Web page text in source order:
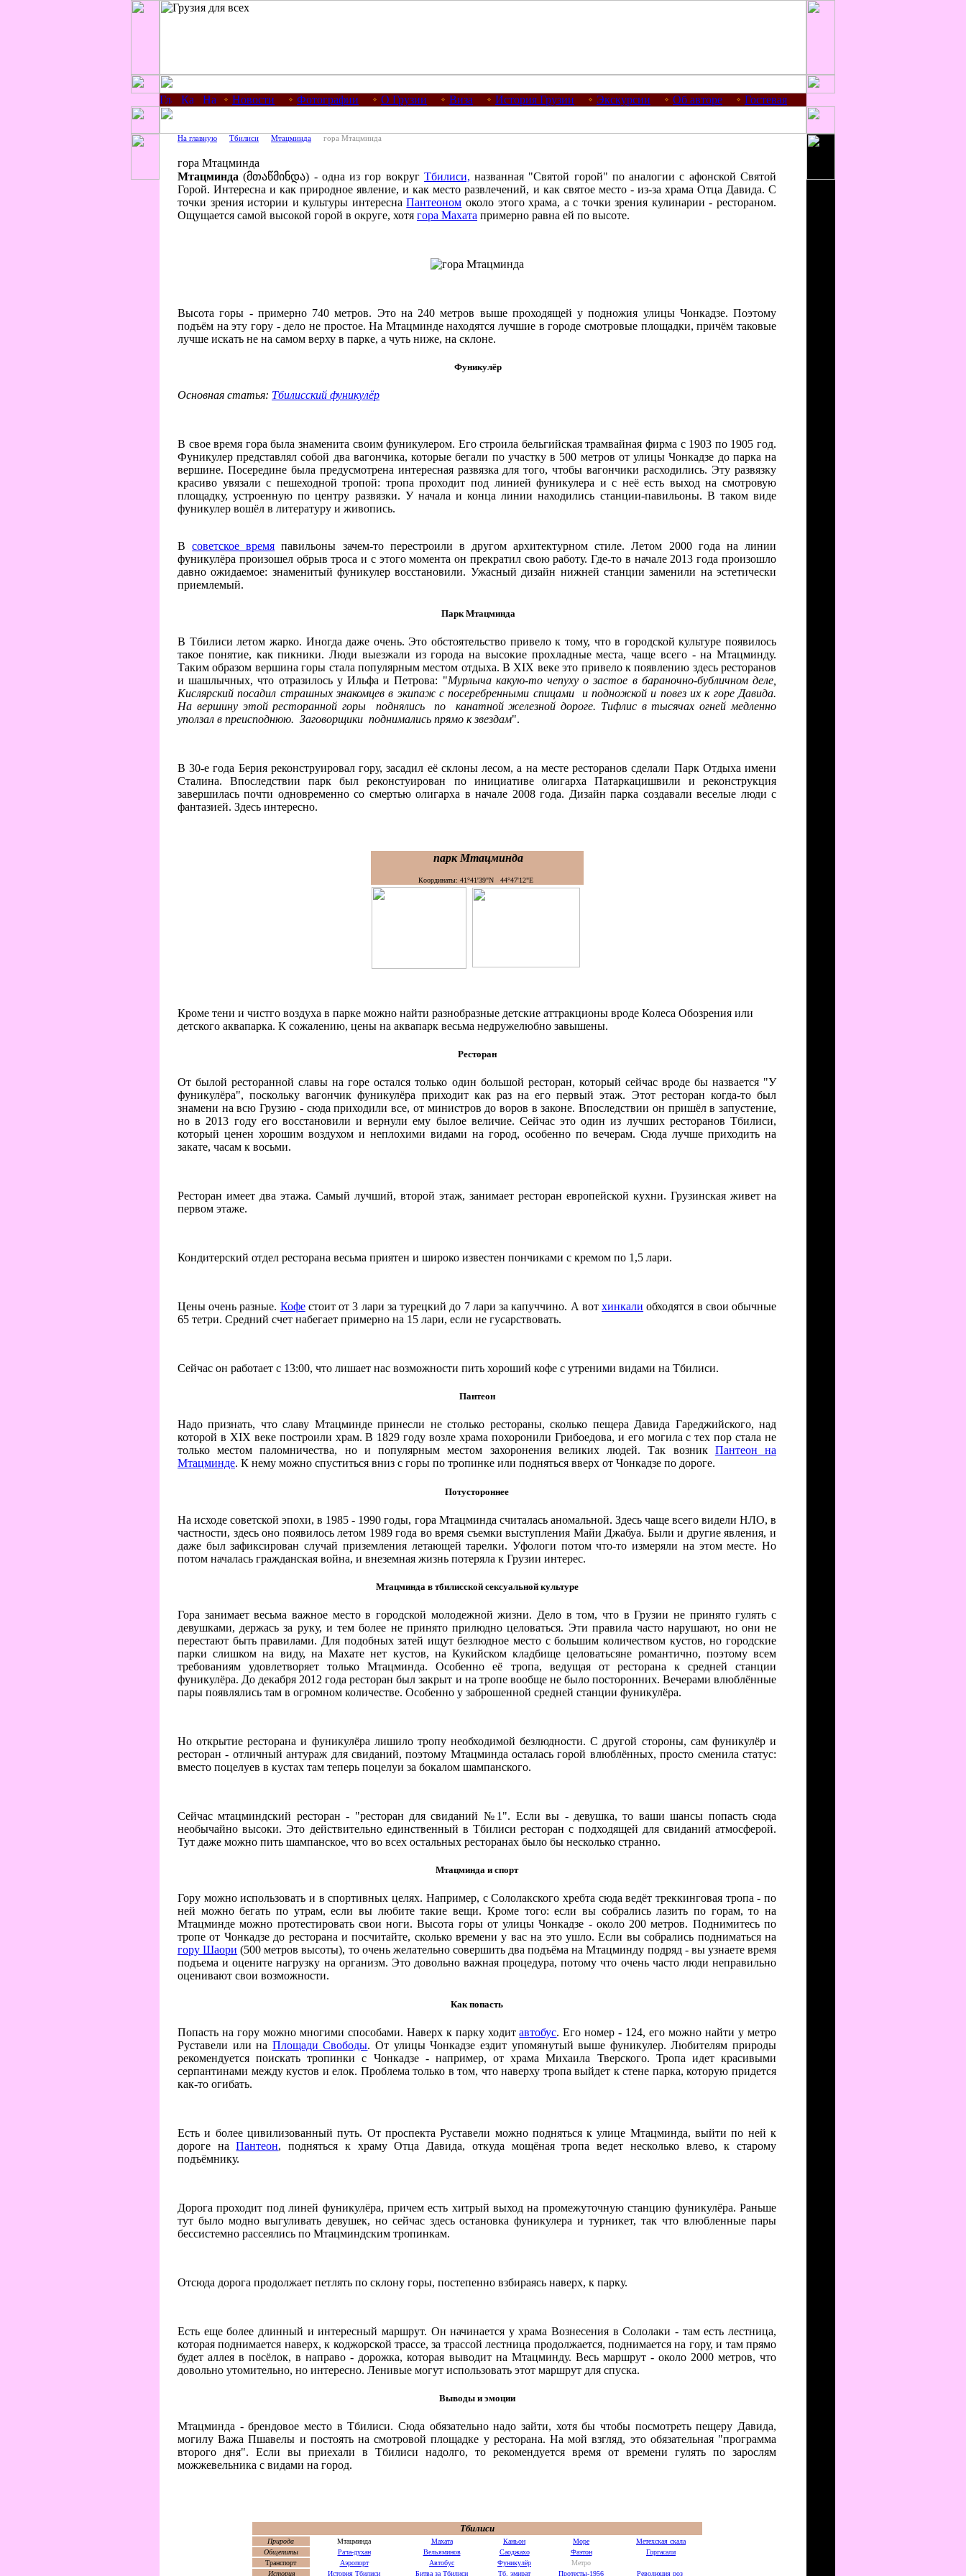
Новости Фотографии О Грузии Виза История Грузии Экскурсии Об авторе Гостевая
На главную Тбилиси Мтацминда гора Мтацминда
гора Мтацминда
Мтацминда (მთაწმინდა) - одна из гор вокруг Тбилиси, названная "Святой горой" по аналогии с афонской Святой
Горой. Интересна и как природное явление, и как место развлечений, и как святое место - из-за храма Отца Давида. С
точки зрения истории и культуры интереснаПантеоном около этого храма, а с точки зрения кулинарии - рестораном.
Ощущается самой высокой горой в округе, хотя гора Махата примерно равна ей по высоте.
Высота горы - примерно 740 метров. Это на 240 метров выше проходящей у подножия улицы Чонкадзе. Поэтому
подъём на эту гору - дело не простое. На Мтацминде находятся лучшие в городе смотровые площадки, причём таковые
лучше искать не на самом верху в парке, а чуть ниже, на склоне.
Фуникулёр
Основная статья: Тбилисский фуникулёр
В свое время гора была знаменита своим фуникулером. Его строила бельгийская трамвайная фирма с 1903 по 1905 год.
Фуникулер представлял собой два вагончика, которые бегали по участку в 500 метров от улицы Чонкадзе до парка на
вершине. Посередине была предусмотрена интересная развязка для того, чтобы вагончики расходились. Эту развязку
красиво увязали с пешеходной тропой: тропа проходит под линией фуникулера и с неё есть выход на смотровую
площадку, устроенную по центру развязки. У начала и конца линии находились станции-павильоны. В таком виде
фуникулер вошёл в литературу и живопись.
Всоветское время павильоны зачем-то перестроили в другом архитектурном стиле. Летом 2000 года на линии
фуникулёра произошел обрыв троса и с этого момента он прекратил свою работу. Где-то в начале 2013 года произошло
давно ожидаемое: знаменитый фуникулер восстановили. Ужасный дизайн нижней станции заменили на эстетически
приемлемый.
Парк Мтацминда
В Тбилиси летом жарко. Иногда даже очень. Это обстоятельство привело к тому, что в городской культуре появилось
такое понятие, как пикники. Люди выезжали из города на высокие прохладные места, чаще всего - на Мтацминду.
Таким образом вершина горы стала популярным местом отдыха. В XIX веке это привело к появлению здесь ресторанов
и шашлычных, что отразилось у Ильфа и Петрова: "Мурлыча какую-то чепуху о застое в бараночно-бубличном деле,
Кислярский посадил страшных знакомцев в экипаж с посеребренными спицами и подножкой и повез их к горе Давида.
На вершину этой ресторанной горы поднялись по канатной железной дороге. Тифлис в тысячах огней медленно
уползал в преисподнюю. Заговорщики поднимались прямо к звездам".
В 30-е года Берия реконструировал гору, засадил её склоны лесом, а на месте ресторанов сделали Парк Отдыха имени
Сталина. Впоследствии парк был реконстуирован по инициативе олигарха Патаркацишвили и реконструкция
завершилась почти одновременно со смертью олигарха в начале 2008 года. Дизайн парка создавали веселые люди с
фантазией. Здесь интересно.
парк Мтацминда
Координаты: 41°41'39"N 44°47'12"E
Кроме тени и чистго воздуха в парке можно найти разнобразные детские аттракционы вроде Колеса Обозрения или
детского аквапарка. К сожалению, цены на аквапарк весьма недружелюбно завышены.
Ресторан
От былой ресторанной славы на горе остался только один большой ресторан, который сейчас вроде бы назвается "У
фуникулёра", поскольку вагончик фуникулёра приходит как раз на его первый этаж. Этот ресторан когда-то был
знамени на всю Грузию - сюда приходили все, от министров до воров в законе. Впоследствии он пришёл в запустение,
но в 2013 году его восстановили и вернули ему былое величие. Сейчас это один из лучших ресторанов Тбилиси,
который ценен хорошим воздухом и неплохими видами на город, особенно по вечерам. Сюда лучше приходить на
закате, часам к восьми.
Ресторан имеет два этажа. Самый лучший, второй этаж, занимает ресторан европейской кухни. Грузинская живет на
первом этаже.
Кондитерский отдел ресторана весьма приятен и широко известен пончиками с кремом по 1,5 лари.
Цены очень разные. Кофестоит от 3 лари за турецкий до 7 лари за капуччино. А вотхинкали обходятся в свои обычные
65 тетри. Средний счет набегает примерно на 15 лари, если не гусарствовать.
Сейчас он работает с 13:00, что лишает нас возможности пить хороший кофе с утреними видами на Тбилиси.
Пантеон
Надо признать, что славу Мтацминде принесли не столько рестораны, сколько пещера Давида Гареджийского, над
которой в XIX веке построили храм. В 1829 году возле храма похоронили Грибоедова, и его могила с тех пор стала не
только местом паломничества, но и популярным местом захоронения великих людей. Так возник Пантеон на
Мтацминде. К нему можно спуститься вниз с горы по тропинке или подняться вверх от Чонкадзе по дороге.
Потустороннее
На исходе советской эпохи, в 1985 - 1990 годы, гора Мтацминда считалась аномальной. Здесь чаще всего видели НЛО, в
частности, здесь оно появилось летом 1989 года во время съемки выступления Майи Джабуа. Были и другие явления, и
даже был зафиксирован случай приземления летающей тарелки. Уфологи потом что-то измеряли на этом месте. Но
потом началась гражданская война, и внеземная жизнь потеряла к Грузии интерес.
Мтацминда в тбилисской сексуальной культуре
Гора занимает весьма важное место в городской молодежной жизни. Дело в том, что в Грузии не принято гулять с
девушками, держась за руку, и тем более не принято прилюдно целоваться. Эти правила часто нарушают, но они не
перестают быть правилами. Для подобных затей ищут безлюдное место с большим количеством кустов, но городские
парки слишком на виду, на Махате нет кустов, на Кукийском кладбище целоватьсяне романтично, поэтому всем
требованиям удовлетворяет только Мтацминда. Особенно её тропа, ведущая от ресторана к средней станции
фуникулёра. До декабря 2012 года ресторан был закрыт и на тропе вообще не было посторонних. Вечерами влюблённые
пары появлялись там в огромном количестве. Особенно у заброшенной средней станции фуникулёра.
Но открытие ресторана и фуникулёра лишило тропу необходимой безлюдности. С другой стороны, сам фуникулёр и
ресторан - отличный антураж для свиданий, поэтому Мтацминда осталась горой влюблённых, просто сменила статус:
вместо поцелуев в кустах там теперь поцелуи за бокалом шампанского.
Сейчас мтацминдский ресторан - "ресторан для свиданий №1". Если вы - девушка, то ваши шансы попасть сюда
необычайно высоки. Это действительно единственный в Тбилиси ресторан с подходящей для свиданий атмосферой.
Тут даже можно пить шампанское, что во всех остальных ресторанах было бы несколько странно.
Мтацминда и спорт
Гору можно использовать и в спортивных целях. Например, с Сололакского хребта сюда ведёт треккинговая тропа - по
ней можно бегать по утрам, если вы любите такие вещи. Кроме того: если вы собрались лазить по горам, то на
Мтацминде можно протестировать свои ноги. Высота горы от улицы Чонкадзе - около 200 метров. Поднимитесь по
тропе от Чонкадзе до ресторана и посчитайте, сколько времени у вас на это ушло. Если вы собрались подниматься на
гору Шаори (500 метров высоты), то очень желательно совершить два подъёма на Мтацминду подряд - вы узнаете время
подъема и оцените нагрузку на организм. Это довольно важная процедура, потому что очень часто люди неправильно
оценивают свои возможности.
Как попасть
Попасть на гору можно многими способами. Наверх к парку ходитавтобус. Его номер - 124, его можно найти у метро
Руставели или на Площади Свободы. От улицы Чонкадзе ездит упомянутый выше фуникулер. Любителям природы
рекомендуется поискать тропинки с Чонкадзе - например, от храма Михаила Тверского. Тропа идет красивыми
серпантинами между кустов и елок. Проблема только в том, что наверху тропа выйдет к стене парка, которую придется
как-то огибать.
Есть и более цивилизованный путь. От проспекта Руставели можно подняться к улице Мтацминда, выйти по ней к
дороге наПантеон, подняться к храму Отца Давида, откуда мощёная тропа ведет несколько влево, к старому
подъёмнику.
Дорога проходит под линей фуникулёра, причем есть хитрый выход на промежуточную станцию фуникулёра. Раньше
тут было модно выгуливать девушек, но сейчас здесь остановка фуникулера и турникет, так что влюбленные пары
бессистемно рассеялись по Мтацминдским тропинкам.
Отсюда дорога продолжает петлять по склону горы, постепенно взбираясь наверх, к парку.
Есть еще более длинный и интересный маршрут. Он начинается у храма Вознесения в Сололаки - там есть лестница,
которая поднимается наверх, к коджорской трассе, за трассой лестница продолжается, поднимается на гору, и там прямо
будет аллея в посёлок, в направо - дорожка, которая выводит на Мтацминду. Весь маршрут - около 2000 метров, что
довольно утомительно, но интересно. Ленивые могут использовать этот маршрут для спуска.
Выводы и эмоции
Мтацминда - брендовое место в Тбилиси. Сюда обязательно надо зайти, хотя бы чтобы посмотреть пещеру Давида,
могилу Важа Пшавелы и постоять на смотровой площадке у ресторана. На мой взгляд, это обязательная "программа
второго дня". Если вы приехали в Тбилиси надолго, то рекомендуется время от времени гулять по зарослям
можжевельника с видами на город.
Тбилиси
Природа Мтацминда Махата Каньон Море
Метехская скала
Общепиты
Рача-духан Вельяминов Саоджахо Фаэтон
Горгасали
Транспорт
Аэропорт Автобус Фуникулёр
Метро
История
История Тбилиси Битва за Тбилиси Тб. эмират Протесты-1956 Революция роз